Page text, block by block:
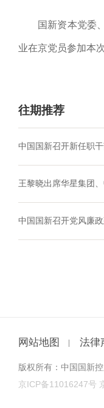
国新资本党委
业在京党员参加本
往期推荐
中国国新召开新任职
王黎晓出席华星集团
中国国新召开党风廉
网站地图 法律
版权所有：中国国新
京ICP备11016247号